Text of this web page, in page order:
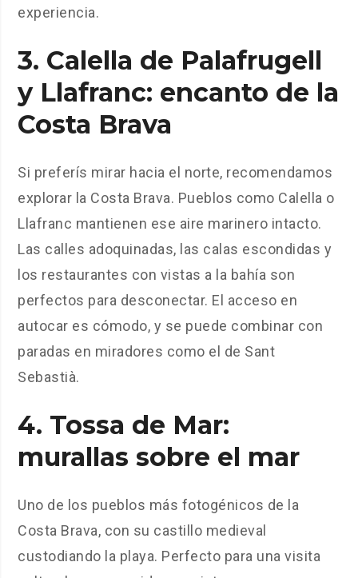
experiencia.
3. Calella de Palafrugell
y Llafranc: encanto de la
Costa Brava
Si preferís mirar hacia el norte, recomendamos
explorar la Costa Brava. Pueblos como Calella o
Llafranc mantienen ese aire marinero intacto.
Las calles adoquinadas, las calas escondidas y
los restaurantes con vistas a la bahía son
perfectos para desconectar. El acceso en
autocar es cómodo, y se puede combinar con
paradas en miradores como el de Sant
Sebastià.
4. Tossa de Mar:
murallas sobre el mar
Uno de los pueblos más fotogénicos de la
Costa Brava, con su castillo medieval
custodiando la playa. Perfecto para una visita